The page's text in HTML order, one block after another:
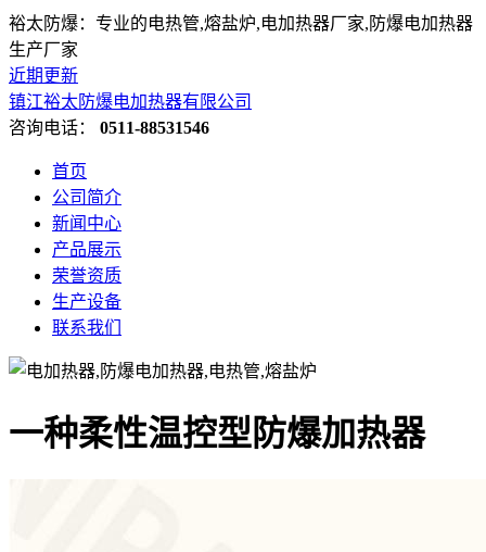
裕太防爆：专业的电热管,熔盐炉,电加热器厂家,防爆电加热器
生产厂家
近期更新
镇江裕太防爆电加热器有限公司
咨询电话： 0511-88531546
首页
公司简介
新闻中心
产品展示
荣誉资质
生产设备
联系我们
一种柔性温控型防爆加热器